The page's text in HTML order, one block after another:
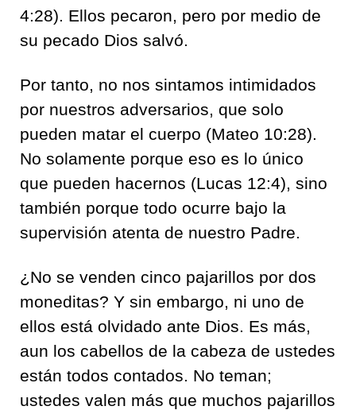
4:28). Ellos pecaron, pero por medio de
su pecado Dios salvó.
Por tanto, no nos sintamos intimidados
por nuestros adversarios, que solo
pueden matar el cuerpo (Mateo 10:28).
No solamente porque eso es lo único
que pueden hacernos (Lucas 12:4), sino
también porque todo ocurre bajo la
supervisión atenta de nuestro Padre.
¿No se venden cinco pajarillos por dos
moneditas? Y sin embargo, ni uno de
ellos está olvidado ante Dios. Es más,
aun los cabellos de la cabeza de ustedes
están todos contados. No teman;
ustedes valen más que muchos pajarillos